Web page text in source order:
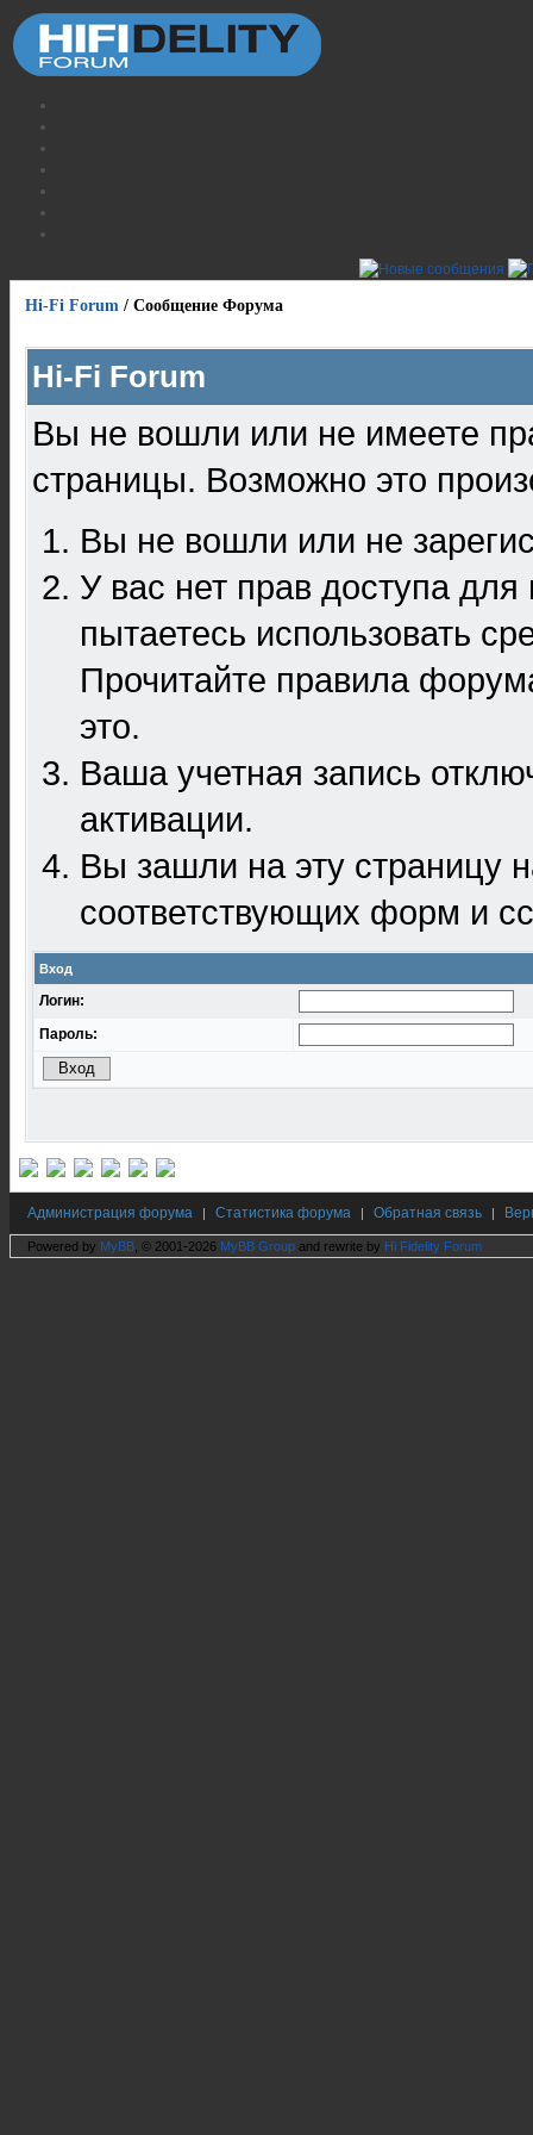
Hi-Fi Forum / Сообщение Форума
Hi-Fi Forum
Вы не вошли или не имеете
страницы. Возможно это
Вы не вошли или не
У вас нет прав доступа
пытаетесь использовать
Прочитайте правила
это.
Ваша учетная запись
активации.
Вы зашли на эту
соответствующих форм и
Вход
Логин:
Пароль:
Администрация форума | Статистика форума | Обратная связь |
Powered by MyBB , © 2001-2026 MyBB Group and rewrite by Hi Fidelity Forum